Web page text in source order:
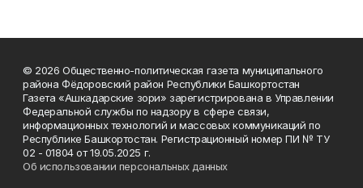
© 2026 Общественно-политическая газета муниципального
района Фёдоровский район Республики Башкортостан
Газета «Ашкадарские зори» зарегистрирована в Управлении
Федеральной службы по надзору в сфере связи,
информационных технологий и массовых коммуникаций по
Республике Башкортостан. Регистрационный номер ПИ № ТУ
02 - 01804 от 19.05.2025 г.
Об использовании персональных данных